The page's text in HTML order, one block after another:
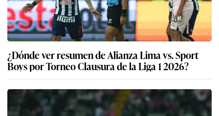
¿Dónde ver resumen de Alianza Lima vs. Sport
Boys por Torneo Clausura de la Liga 1 2026?